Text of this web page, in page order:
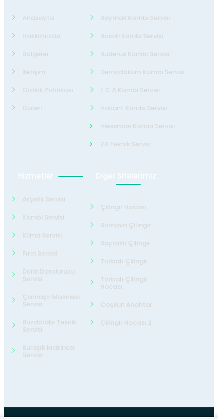
Anasayfa
Hakkımızda
Bölgeler
İletişim
Gizlilik Politikası
Galeri
Baymak Kombi Servisi
Bosch Kombi Servisi
Buderus Kombi Servisi
Demirdöküm Kombi Servisi
E.C.A Kombi Servisi
Valiant Kombi Servisi
Viessman Kombi Servisi
24 Teknik Servis
Hizmetler
Arçelik Servisi
Kombi Servisi
Klima Servisi
Fırın Servisi
Derin Dondurucu
Servisi
Çamaşır Makinesi
Servisi
Buzdolabı Teknik
Servisi
Bulaşık Makinesi
Servisi
Diğer Sitelerimiz
Çilingir Hocası
Bornova Çilingir
Bayraklı Çilingir
Torbalı Çilingir
Torbalı Çilingir
Hocası
Coşkun Anahtar
Çilingir Hocası 2